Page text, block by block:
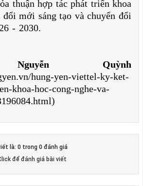
thuận hợp tác phát triển khoa
đổi mới sáng tạo và chuyển đổi
2026 - 2030.
Nguyễn Quỳnh
hung-yen-viettel-ky-ket-
khoa-hoc-cong-nghe-va-
là: 0 trong 0 đánh giá
để đánh giá bài viết